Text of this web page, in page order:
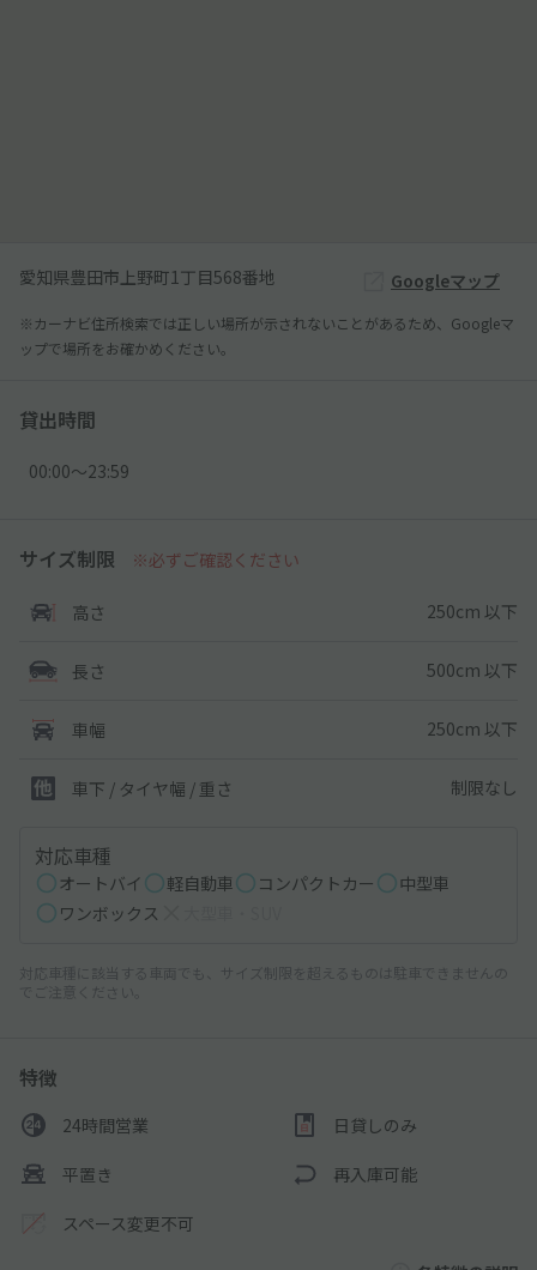
愛知県豊田市上野町1丁目568番地 Googleマップ
※カーナビ住所検索では正しい場所が示されないことがあるため、Googleマ
ップで場所をお確かめください。
貸出時間
00:00〜23:59
サイズ制限 ※必ずご確認ください
高さ 250cm 以下
長さ 500cm 以下
車幅 250cm 以下
車下 / タイヤ幅 / 重さ 制限なし
対応車種
オートバイ 軽自動車 コンパクトカー
中型車
ワンボックス
対応車種に該当する車両でも、サイズ制限を超えるものは駐車できませんの
でご注意ください。
特徴
24時間営業 日貸しのみ
平置き 再入庫可能
スペース変更不可